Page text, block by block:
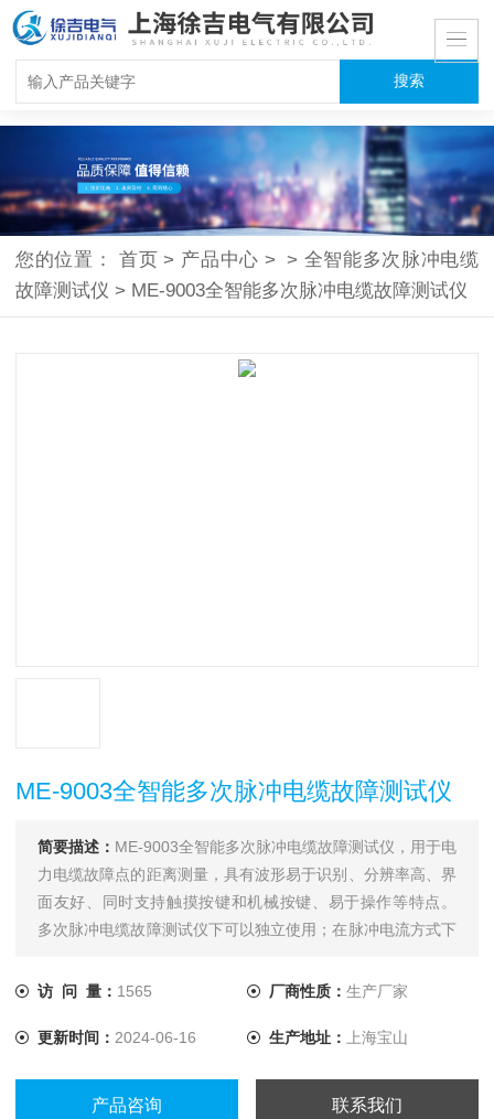
您的位置：首页 > 产品中心 > > 全智能多次脉冲电缆
故障测试仪 > ME-9003全智能多次脉冲电缆故障测试仪
ME-9003全智能多次脉冲电缆故障测试仪
简要描述： ME-9003全智能多次脉冲电缆故障测试仪，用于电
力电缆故障点的距离测量，具有波形易于识别、分辨率高、界
面友好、同时支持触摸按键和机械按键、易于操作等特点。
多次脉冲电缆故障测试仪下可以独立使用；在脉冲电流方式下
须和电缆测试多次脉冲耦合器配合；在测距完成后须使用电力
访 问 量： 1565 厂商性质： 生产厂家
更新时间： 2024-06-16 生产地址： 上海宝山
产品咨询 联系我们